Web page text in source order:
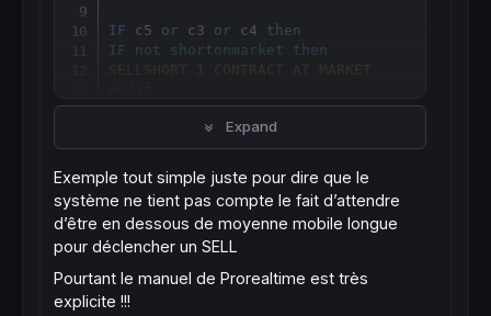
IF c5 or c3 or c4 then
IF
not shortonmarket
then
SELLSHORT
1 CONTRACT AT
MARKET
endif
// Stops et objectifs
SET STOP pTRAILING 50
SET
TARGET pPROFIT 27
Expand
Exemple tout simple juste pour dire que le
système ne tient pas compte le fait d’attendre
d’être en dessous de moyenne mobile longue
pour déclencher un SELL
Pourtant le manuel de Prorealtime est très
explicite !!!